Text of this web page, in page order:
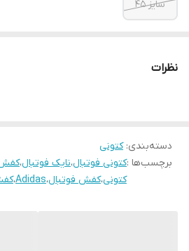
سایز ۴۵
نظرات
دسته‌بندی:کتونی
برچسب‌ها :کتونی فوتبال،نایک فوتبال،
کتونی،کفش فوتبال،Adidas،